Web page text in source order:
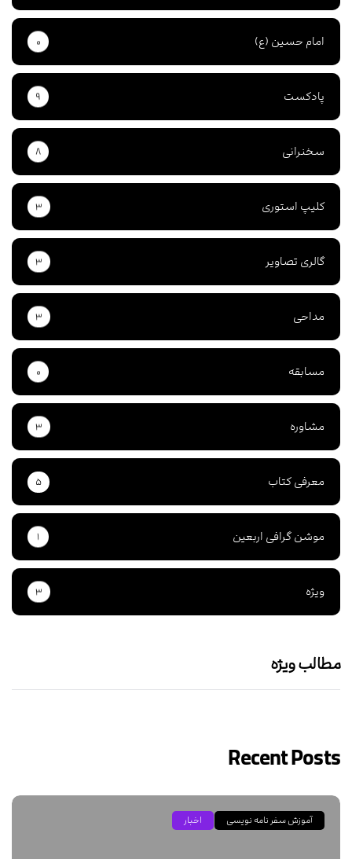
امام حسین (ع) ۰
پادکست ۹
سخنرانی ۸
کلیپ استوری ۳
گالری تصاویر ۳
مداحی ۳
مسابقه ۰
مشاوره ۳
معرفی کتاب ۵
موشن گرافی اربعین ۱
ویژه ۳
مطالب ویژه
Recent Posts
آموزش سفر نامه نویسی اخبار